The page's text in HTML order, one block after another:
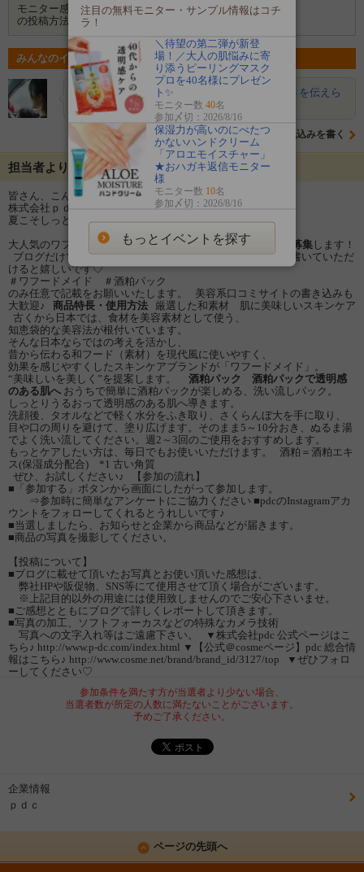
モニター感想
の投稿方法
ブログ
みんなのイベントの意気込み
maruchibimam…
ブログでしっかりと細かく良さを伝えら
れたらいいなと思い応募しました！pdc…
意気込みを書く
担当者よりメッセージ
皆さん、こんにちは！
株式会社ｐｄｃです✨
夏こそしっとり透明感あふれる肌を目指しませんか？
大人気のワフードメイド「酒粕パック」 のモニター 240名様募集 します！
ブログだけでなくinstagramへの感想や、 顔出しでの感想も書いていただ
けると嬉しいです♡
＃ワフードメイド ＃酒粕パック
のみ任意で記載をお願いいたします。 美容系口コミサイトの書き込みも
大歓迎♪ 商品特長・使用方法 厳選した和素材 肌に美味しいスキンケア
古くから日本では、食材を美容素材として使う、
知恵袋的な美容法が根付いています。
そんな日本ならではの考えを活かし、
昔から伝わる和フード（素材）を現代風に使いやすく、
効果を感じやすくしたスキンケアブランドが「ワフードメイド」。
“美味しいを美しく”を提案します。 酒粕パック 酒粕パックで透明感
のある肌へ おうちで簡単に酒粕パックが楽しめる、洗い流しパック。
しっとりうるおって透明感のある肌へ導きます。
洗顔後、タオルなどで軽く水分をふき取り、さくらんぼ大を手に取り、
目や口の周りを避けて、塗り広げます。そのまま5～10分おき、ぬるま湯
でよく洗い流してください。週2～3回のご使用をおすすめします。
もっとケアしたい方は、毎日でもお使いいただけます。 酒粕＝酒粕エキ
ス(保湿成分配合) *1 古い角質
ぜひ、お試しください♪ 【参加の流れ】
■「参加する」ボタンから画面にしたがって参加します。
⇒参加時に簡単なアンケートにご協力ください ■pdcのInstagramアカ
ウントをフォローしてくれるとうれしいです♪
■当選しましたら、お知らせと企業から商品などが届きます。
■商品の写真を撮影してください。
【投稿について】
■ブログに載せて頂いたお写真とお使い頂いた感想は、
弊社HPや販促物、SNS等にて使用させて頂く場合がございます。
※上記目的以外の用途には使用致しませんのでご安心下さいませ。
■ご感想とともにブログで詳しくレポートして頂きます。
■写真の加工、ソフトフォーカスなどの特殊なカメラ技術
写真への文字入れ等はご遠慮下さい。 ▼株式会社pdc 公式ページはこ
ちら♪ http://www.p-dc.com/index.html ▼【公式＠cosmeページ】pdc 総合情
報はこちら♪ http://www.cosme.net/brand/brand_id/3127/top ▼ぜひフォロ
ーしてください♡
参加条件を満たす方が当選者より少ない場合、
当選者数が所定の人数に満たないことがございます。
予めご了承ください。
企業情報
ｐｄｃ
注目の無料モニター・サンプル情報はコチ
ラ！
＼待望の第二弾が新登
場！／大人の肌悩みに寄
り添うピーリングマスク
プロを40名様にプレゼン
ト✨
モニター数 40名
参加〆切：2026/8/16
保湿力が高いのにべたつ
かないハンドクリーム
「アロエモイスチャー」
★おハガキ返信モニター
様
モニター数 10名
参加〆切：2026/8/16
もっとイベントを探す
ページの先頭へ